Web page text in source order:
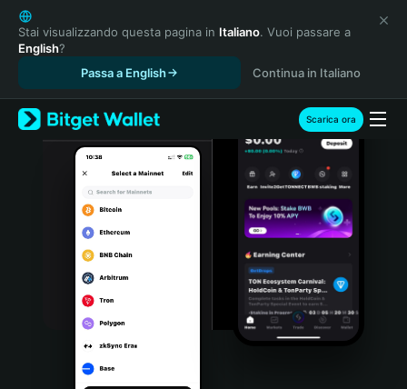
English
日本語
Tiếng Việt
Español (Latinoamérica)
Türkçe
Italiano
Português (Portugal)
Bahasa Indonesia
Português (Brasil)
Stai visualizzando questa pagina in Italiano. Vuoi passare a
English?
Passa a English
Continua in Italiano
Scarica ora